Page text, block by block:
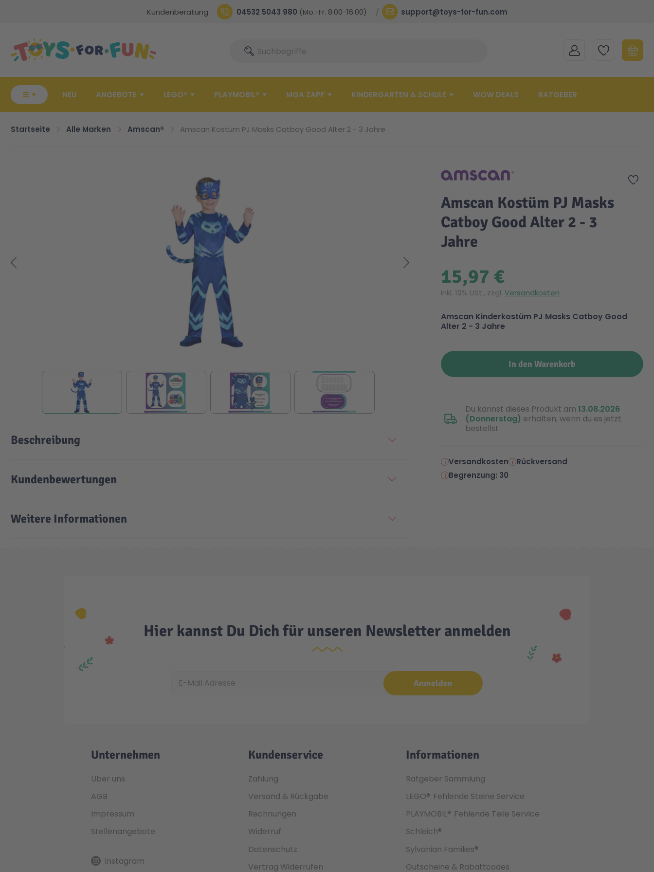
Kundenberatung 04532 5043 980 (Mo.-Fr. 8:00-16:00) support@toys-for-fun.com
SucheSuche MEIN KONTOMEINE WUNSCHLISTE
☰ NEU ANGEBOTE LEGO® PLAYMOBIL® MGA ZAPF KINDERGARTEN & SCHULE WOW DEALS RATGEBER
Startseite Alle Marken Amscan® Amscan Kostüm PJ Masks Catboy Good Alter 2 - 3 Jahre
Zur
Amscan Kostüm PJ Masks
Catboy Good Alter 2 - 3
Jahre
15,97 €
Inkl. 19% USt., zzgl. Versandkosten
Amscan Kinderkostüm PJ Masks Catboy Good
Alter 2 - 3 Jahre
In den Warenkorb
Du kannst dieses Produkt am 13.08.2026
(Donnerstag) erhalten, wenn du es jetzt
bestellst
Versandkosten
Rückversand
Begrenzung: 30
Beschreibung
Kundenbewertungen
Weitere Informationen
Hier kannst Du Dich für unseren Newsletter anmelden
Anmelden
Unternehmen
Über uns
AGB
Impressum
Stellenangebote
Instagram
Kundenservice
Zahlung
Versand & Rückgabe
Rechnungen
Widerruf
Datenschutz
Vertrag Widerrufen
Informationen
Ratgeber Sammlung
LEGO® Fehlende Steine Service
PLAYMOBIL® Fehlende Teile Service
Schleich®
Sylvanian Families®
Gutscheine & Rabattcodes